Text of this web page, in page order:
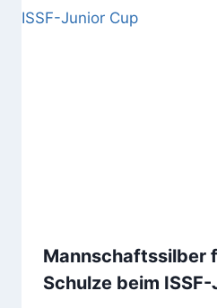
Mannschaftssilber
Schulze beim